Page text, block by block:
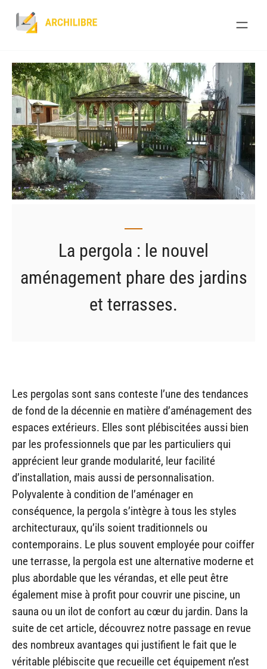
La pergola : le nouvel
aménagement phare des jardins
et terrasses.
Les pergolas sont sans conteste l’une des tendances
de fond de la décennie en matière d’aménagement des
espaces extérieurs. Elles sont plébiscitées aussi bien
par les professionnels que par les particuliers qui
apprécient leur grande modularité, leur facilité
d’installation, mais aussi de personnalisation.
Polyvalente à condition de l’aménager en
conséquence, la pergola s’intègre à tous les styles
architecturaux, qu’ils soient traditionnels ou
contemporains. Le plus souvent employée pour coiffer
une terrasse, la pergola est une alternative moderne et
plus abordable que les vérandas, et elle peut être
également mise à profit pour couvrir une piscine, un
sauna ou un ilot de confort au cœur du jardin. Dans la
suite de cet article, découvrez notre passage en revue
des nombreux avantages qui justifient le fait que le
véritable plébiscite que recueille cet équipement n’est